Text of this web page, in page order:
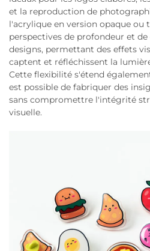
et la reproduction de
l'acrylique en version opaque ou
perspectives de profondeur et
designs, permettant des effets
captent et réfléchissent la
Cette flexibilité s'étend
est possible de fabriquer des
sans compromettre l'intégrité
visuelle.